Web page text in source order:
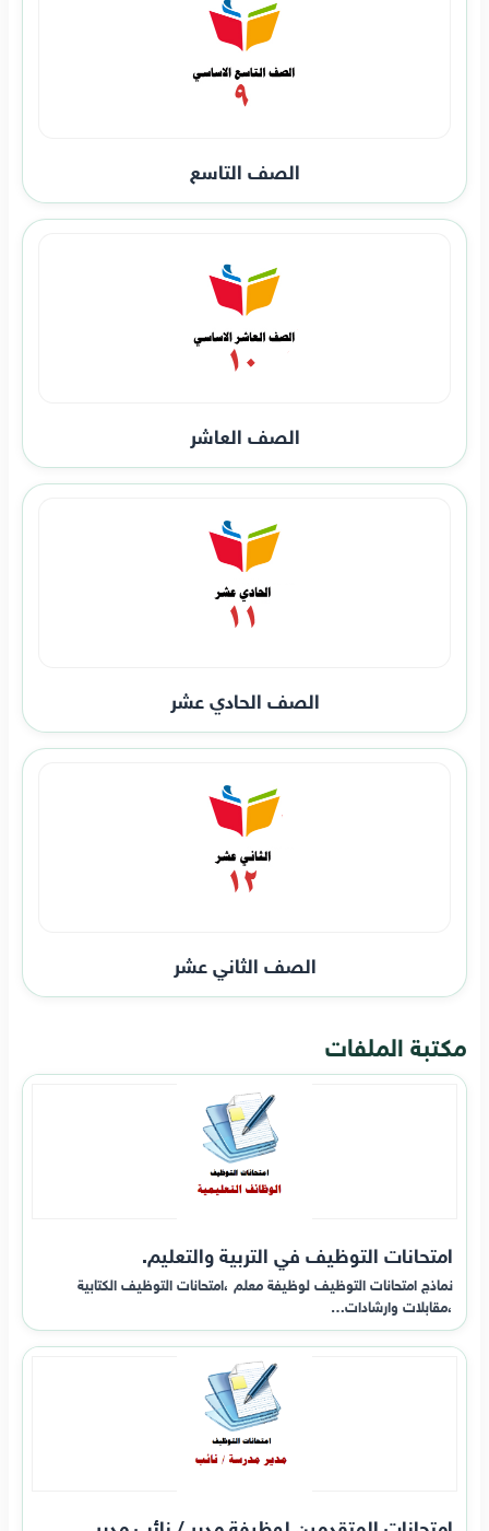
الصف التاسع
الصف العاشر
الصف الحادي عشر
الصف الثاني عشر
مكتبة الملفات
امتحانات التوظيف في التربية والتعليم.
نماذج امتحانات التوظيف لوظيفة معلم ،امتحانات التوظيف الكتابية
،مقابلات وارشادات…